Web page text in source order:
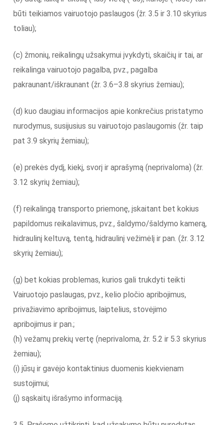
būti teikiamos vairuotojo paslaugos (žr. 3.5 ir 3.10 skyrius
toliau);
(c) žmonių, reikalingų užsakymui įvykdyti, skaičių ir tai, ar
reikalinga vairuotojo pagalba, pvz., pagalba
pakraunant/iškraunant (žr. 3.6–3.8 skyrius žemiau);
(d) kuo daugiau informacijos apie konkrečius pristatymo
nurodymus, susijusius su vairuotojo paslaugomis (žr. taip
pat 3.9 skyrių žemiau);
(e) prekės dydį, kiekį, svorį ir aprašymą (neprivaloma) (žr.
3.12 skyrių žemiau);
(f) reikalingą transporto priemonę, įskaitant bet kokius
papildomus reikalavimus, pvz., šaldymo/šaldymo kamerą,
hidraulinį keltuvą, tentą, hidraulinį vežimėlį ir pan. (žr. 3.12
skyrių žemiau);
(g) bet kokias problemas, kurios gali trukdyti teikti
Vairuotojo paslaugas, pvz., kelio pločio apribojimus,
privažiavimo apribojimus, laiptelius, stovėjimo
apribojimus ir pan.;
(h) vežamų prekių vertę (neprivaloma, žr. 5.2 ir 5.3 skyrius
žemiau);
(i) jūsų ir gavėjo kontaktinius duomenis kiekvienam
sustojimui;
(j) sąskaitų išrašymo informaciją.